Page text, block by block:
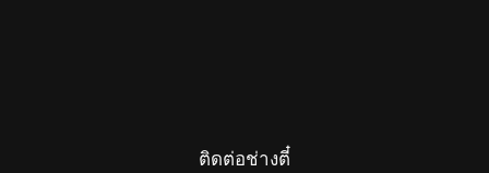
ติดต่อช่างตี๋